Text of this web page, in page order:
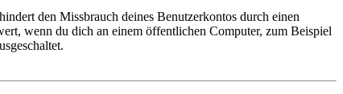
den Missbrauch deines Benutzerkontos durch einen
wenn du dich an einem öffentlichen Computer, zum Beispiel